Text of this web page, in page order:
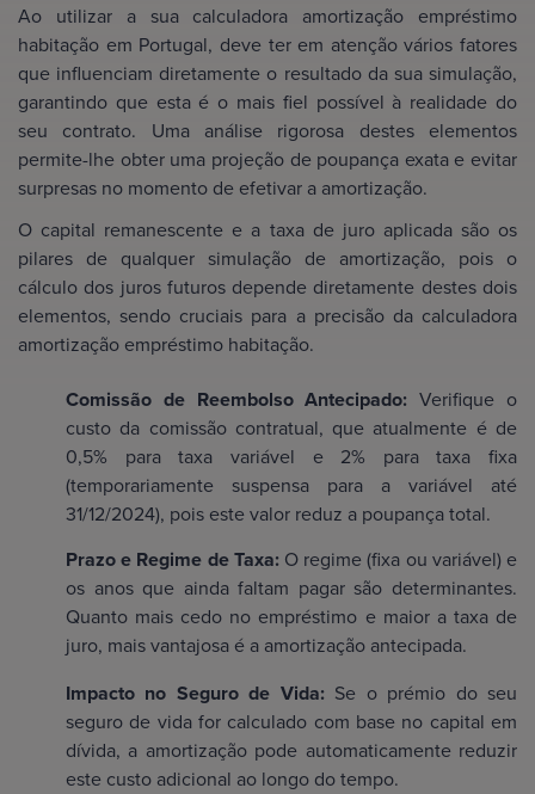
Ao utilizar a sua calculadora amortização empréstimo
habitação em Portugal, deve ter em atenção vários fatores
que influenciam diretamente o resultado da sua simulação,
garantindo que esta é o mais fiel possível à realidade do
seu contrato. Uma análise rigorosa destes elementos
permite-lhe obter uma projeção de poupança exata e evitar
surpresas no momento de efetivar a amortização.
O capital remanescente e a taxa de juro aplicada são os
pilares de qualquer simulação de amortização, pois o
cálculo dos juros futuros depende diretamente destes dois
elementos, sendo cruciais para a precisão da calculadora
amortização empréstimo habitação.
Comissão de Reembolso Antecipado: Verifique o
custo da comissão contratual, que atualmente é de
0,5% para taxa variável e 2% para taxa fixa
(temporariamente suspensa para a variável até
31/12/2024), pois este valor reduz a poupança total.
Prazo e Regime de Taxa: O regime (fixa ou variável) e
os anos que ainda faltam pagar são determinantes.
Quanto mais cedo no empréstimo e maior a taxa de
juro, mais vantajosa é a amortização antecipada.
Impacto no Seguro de Vida: Se o prémio do seu
seguro de vida for calculado com base no capital em
dívida, a amortização pode automaticamente reduzir
este custo adicional ao longo do tempo.